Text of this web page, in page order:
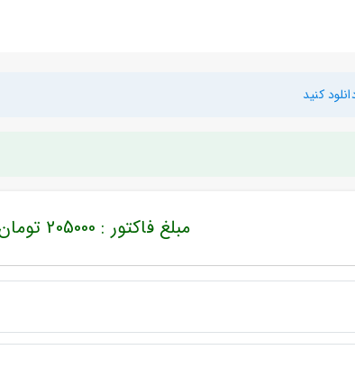
مبلغ فاکتور : 205000 تومان